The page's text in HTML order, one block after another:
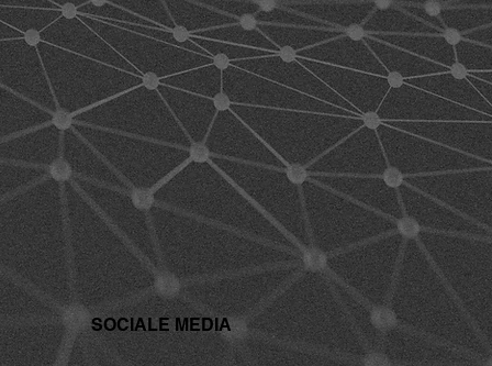
SOCIALE MEDIA